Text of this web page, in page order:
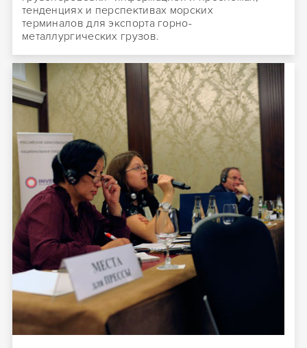
тенденциях и перспективах морских
терминалов для экспорта горно-
металлургических грузов.